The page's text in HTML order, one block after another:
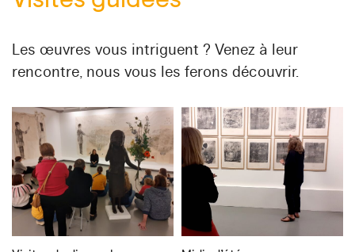
Les œuvres vous intriguent ? Venez à leur
rencontre, nous vous les ferons découvrir.